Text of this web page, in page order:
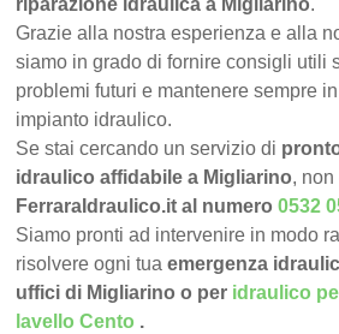
riparazione idraulica a Migliarino.
Grazie alla nostra esperienza e alla
siamo in grado di fornire consigli utili
problemi futuri e mantenere sempre
impianto idraulico.
Se stai cercando un servizio di
idraulico affidabile a Migliarino,
FerraraIdraulico.it al numero0532
Siamo pronti ad intervenire in modo
risolvere ogni tuaemergenza
uffici di Migliarino o per idraulico
lavello Cento .